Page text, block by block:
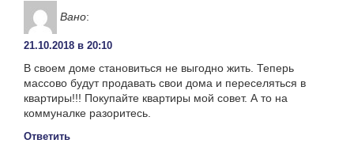
Вано:
21.10.2018 в 20:10
В своем доме становиться не выгодно жить. Теперь
массово будут продавать свои дома и переселяться в
квартиры!!! Покупайте квартиры мой совет. А то на
коммуналке разоритесь.
Ответить